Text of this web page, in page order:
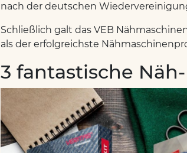
nach der deutschen
Schließlich galt das VEB
als der erfolgreichste
3 fantastische